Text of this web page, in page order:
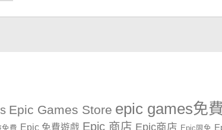
Epic Games Store epic games免
費 Epic 免費遊戲 Epic 商店 Epic商店 Epic限免